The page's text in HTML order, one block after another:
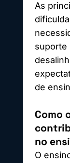
As
suporte
de
Como
no
O